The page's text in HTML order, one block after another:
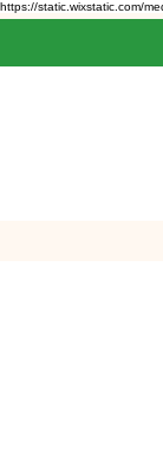
https://static.wixstatic.com/